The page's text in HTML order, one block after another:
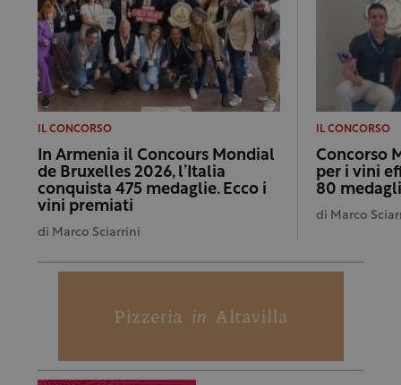
IL CONCORSO
In Armenia il Concours Mondial
de Bruxelles 2026, l’Italia
conquista 475 medaglie. Ecco i
vini premiati
di Marco Sciarrini
IL CONCORSO
Concorso
per i vini
80
di Marco